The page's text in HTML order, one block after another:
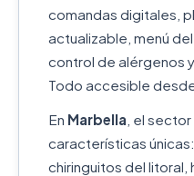
comandas digitales,
actualizable, menú
control de alérgenos
Todo accesible
En Marbella , el
características
chiringuitos del